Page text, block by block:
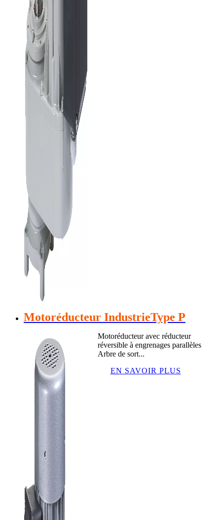
Motoréducteur IndustrieType P
Motoréducteur avec réducteur
réversible à engrenages parallèles
Arbre de sort...
EN SAVOIR PLUS